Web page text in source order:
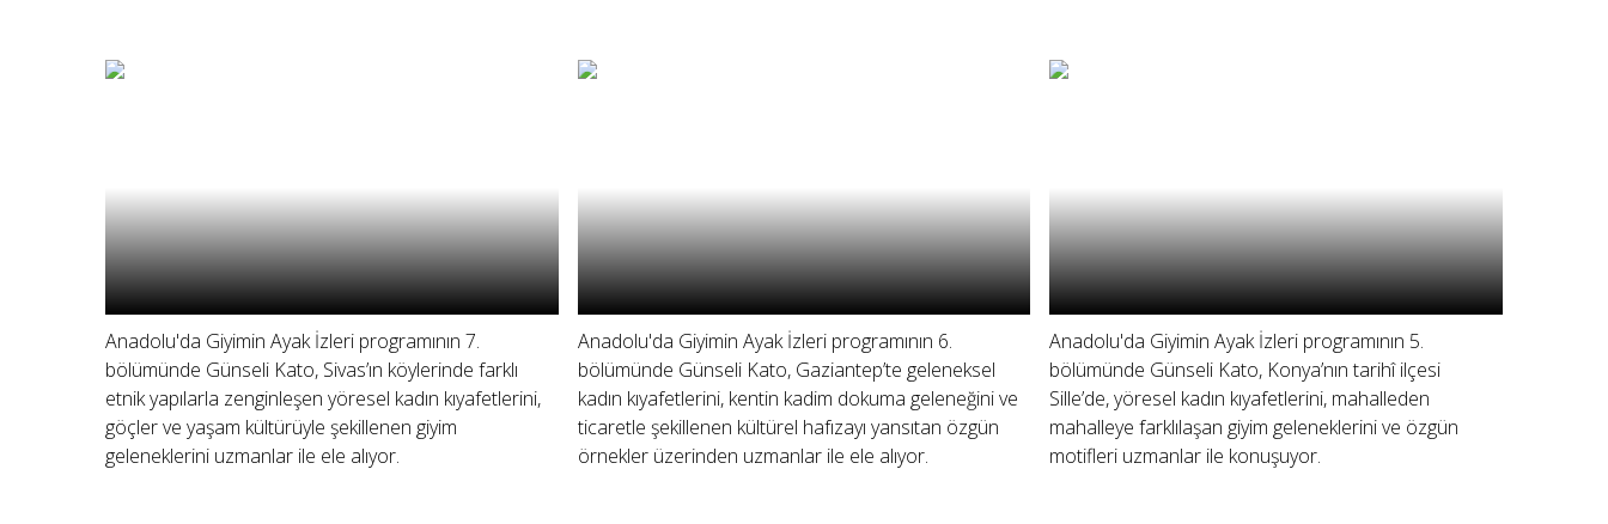
Anadolu'da Giyimin Ayak İzleri programının 7.
bölümünde Günseli Kato, Sivas’ın köylerinde farklı
etnik yapılarla zenginleşen yöresel kadın kıyafetlerini,
göçler ve yaşam kültürüyle şekillenen giyim
geleneklerini uzmanlar ile ele alıyor.
Anadolu'da Giyimin Ayak İzleri programının 6.
bölümünde Günseli Kato, Gaziantep’te geleneksel
kadın kıyafetlerini, kentin kadim dokuma geleneğini ve
ticaretle şekillenen kültürel hafızayı yansıtan özgün
örnekler üzerinden uzmanlar ile ele alıyor.
Anadolu'da Giyimin Ayak İzleri programının 5.
bölümünde Günseli Kato, Konya’nın tarihî ilçesi
Sille’de, yöresel kadın kıyafetlerini, mahalleden
mahalleye farklılaşan giyim geleneklerini ve özgün
motifleri uzmanlar ile konuşuyor.